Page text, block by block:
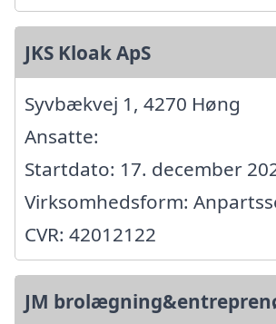
JKS Kloak ApS
Syvbækvej 1, 4270 Høng
Ansatte:
Startdato: 17. december
Virksomhedsform:
CVR: 42012122
JM